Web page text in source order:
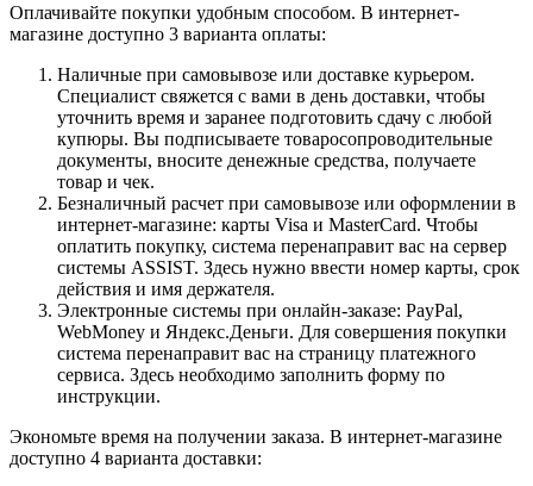
Оплачивайте покупки удобным способом. В интернет-
магазине доступно 3 варианта оплаты:
Наличные при самовывозе или доставке курьером.
Специалист свяжется с вами в день доставки, чтобы
уточнить время и заранее подготовить сдачу с любой
купюры. Вы подписываете товаросопроводительные
документы, вносите денежные средства, получаете
товар и чек.
Безналичный расчет при самовывозе или оформлении в
интернет-магазине: карты Visa и MasterCard. Чтобы
оплатить покупку, система перенаправит вас на сервер
системы ASSIST. Здесь нужно ввести номер карты, срок
действия и имя держателя.
Электронные системы при онлайн-заказе: PayPal,
WebMoney и Яндекс.Деньги. Для совершения покупки
система перенаправит вас на страницу платежного
сервиса. Здесь необходимо заполнить форму по
инструкции.
Экономьте время на получении заказа. В интернет-магазине
доступно 4 варианта доставки: